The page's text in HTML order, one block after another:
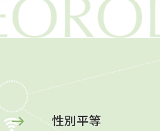
性別平等